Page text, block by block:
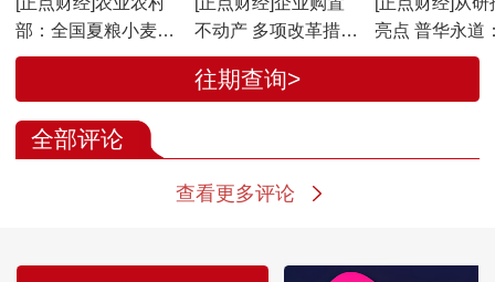
部：全国夏粮小麦收
获进度过七成
不动产 多项改革措施
加速“拿证”
亮点 普华永道
经济新动能强
往期查询>
全部评论
查看更多评论